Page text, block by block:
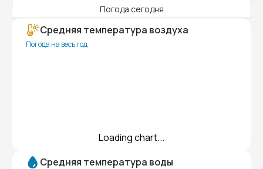
Погода сегодня
Средняя температура воздуха
Погода на весь год
Loading chart...
Средняя температура воды